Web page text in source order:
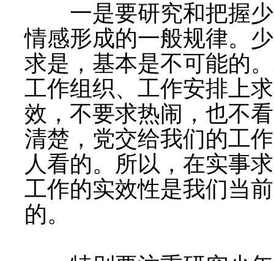
一是要研究和把握少
情感形成的一般规律。
求是，基本是不可能的
工作组织、工作安排上
效，不要求热闹，也不
清楚，党交给我们的工
人看的。所以，在实事
工作的实效性是我们当
的。